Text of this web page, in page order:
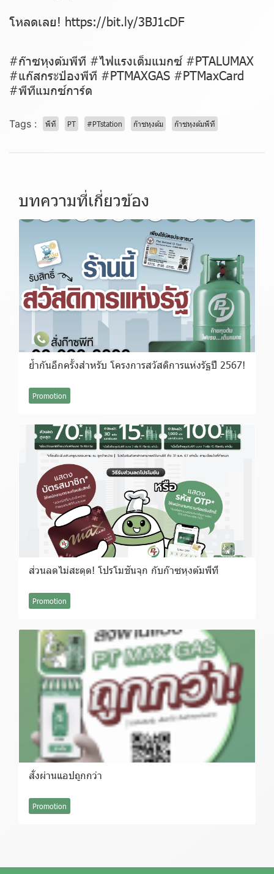
โหลดเลย! https://bit.ly/3BJ1cDF
#ก๊าซหุงต้มพีที #ไฟแรงเต็มแมกซ์ #PTALUMAX
#แก๊สกระป๋องพีที #PTMAXGAS #PTMaxCard
#พีทีแมกซ์การ์ด
Tags : พีที PT #PTstation ก๊าซหุงต้ม ก๊าซหุงต้มพีที
บทความที่เกี่ยวข้อง
ย้ำกันอีกครั้งสำหรับ โครงการสวัสดิการแห่งรัฐปี 2567!
Promotion
ส่วนลดไม่สะดุด! โปรโมชันจุก กับก๊าซหุงต้มพีที
Promotion
สั่งผ่านแอปถูกกว่า
Promotion